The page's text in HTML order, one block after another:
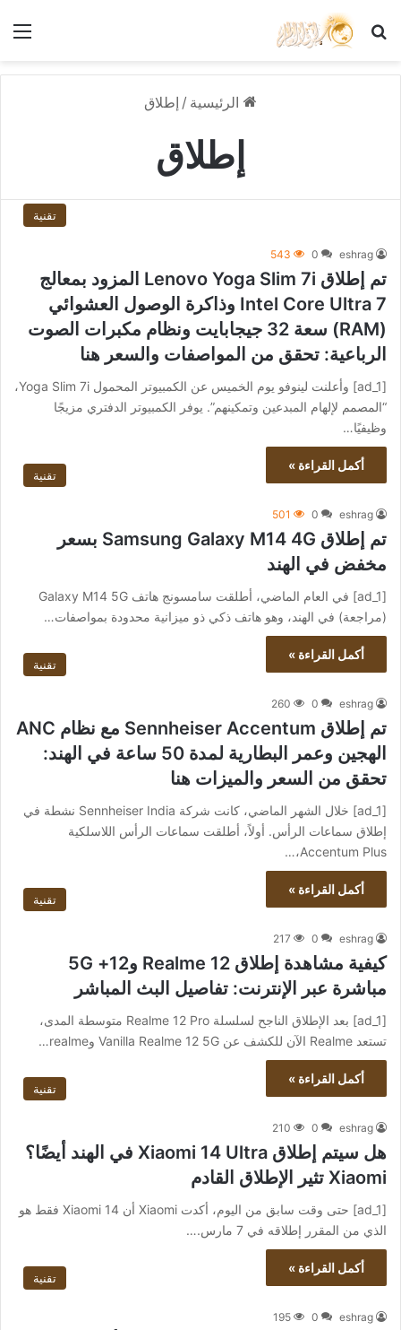
بحث عن
الرئيسية / إطلاق
إطلاق
تقنية
eshrag
0
543
تم إطلاق Lenovo Yoga Slim 7i المزود بمعالج
Intel Core Ultra 7 وذاكرة الوصول العشوائي
(RAM) سعة 32 جيجابايت ونظام مكبرات الصوت
الرباعية: تحقق من المواصفات والسعر هنا
[ad_1] وأعلنت لينوفو يوم الخميس عن الكمبيوتر المحمول Yoga Slim 7i،
“المصمم لإلهام المبدعين وتمكينهم”. يوفر الكمبيوتر الدفتري مزيجًا
وظيفيًا…
أكمل القراءة »
تقنية
eshrag
0
501
تم إطلاق Samsung Galaxy M14 4G بسعر
مخفض في الهند
[ad_1] في العام الماضي، أطلقت سامسونج هاتف Galaxy M14 5G
(مراجعة) في الهند، وهو هاتف ذكي ذو ميزانية محدودة بمواصفات…
أكمل القراءة »
تقنية
eshrag
0
260
تم إطلاق Sennheiser Accentum مع نظام ANC
الهجين وعمر البطارية لمدة 50 ساعة في الهند:
تحقق من السعر والميزات هنا
[ad_1] خلال الشهر الماضي، كانت شركة Sennheiser India نشطة في
إطلاق سماعات الرأس. أولاً، أطلقت سماعات الرأس اللاسلكية
Accentum Plus،…
أكمل القراءة »
تقنية
eshrag
0
217
كيفية مشاهدة إطلاق Realme 12 و12+ 5G
مباشرة عبر الإنترنت: تفاصيل البث المباشر
[ad_1] بعد الإطلاق الناجح لسلسلة Realme 12 Pro متوسطة المدى،
تستعد Realme الآن للكشف عن Vanilla Realme 12 5G وrealme…
أكمل القراءة »
تقنية
eshrag
0
210
هل سيتم إطلاق Xiaomi 14 Ultra في الهند أيضًا؟
Xiaomi تثير الإطلاق القادم
[ad_1] حتى وقت سابق من اليوم، أكدت Xiaomi أن Xiaomi 14 فقط هو
الذي من المقرر إطلاقه في 7 مارس.…
أكمل القراءة »
تقنية
eshrag
0
195